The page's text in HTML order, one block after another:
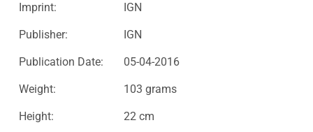
Imprint: IGN
Publisher: IGN
Publication Date: 05-04-2016
Weight: 103 grams
Height: 22 cm